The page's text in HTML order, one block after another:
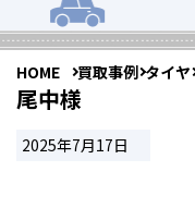
HOME 買取事例 タイヤ
尾中様
2025年7月17日